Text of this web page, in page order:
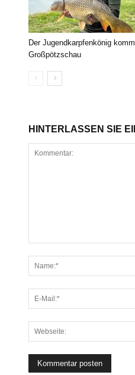
Der Jugendkarpfenkönig
Großpötzschau
HINTERLASSEN SIE